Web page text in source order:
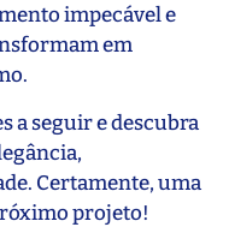
impecável e
em
a seguir e descubra
Certamente, uma
projeto!